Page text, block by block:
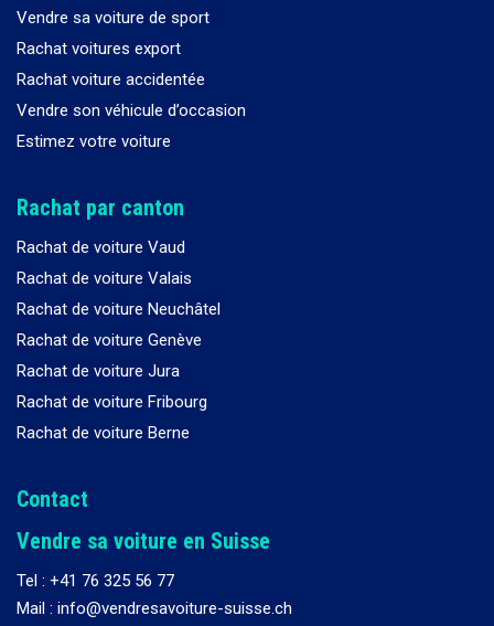
Vendre sa voiture de sport
Rachat voitures export
Rachat voiture accidentée
Vendre son véhicule d’occasion
Estimez votre voiture
Rachat par canton
Rachat de voiture Vaud
Rachat de voiture Valais
Rachat de voiture Neuchâtel
Rachat de voiture Genève
Rachat de voiture Jura
Rachat de voiture Fribourg
Rachat de voiture Berne
Contact
Vendre sa voiture en Suisse
Tel : +41 76 325 56 77
Mail : info@vendresavoiture-suisse.ch